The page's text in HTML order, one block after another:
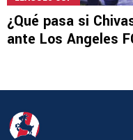
¿Qué pasa si
ante Los Angeles